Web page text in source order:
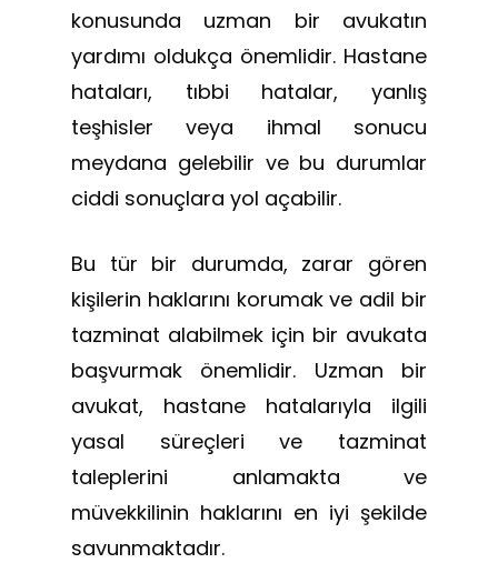
konusunda uzman bir avukatın
yardımı oldukça önemlidir. Hastane
hataları, tıbbi hatalar, yanlış
teşhisler veya ihmal sonucu
meydana gelebilir ve bu durumlar
ciddi sonuçlara yol açabilir.
Bu tür bir durumda, zarar gören
kişilerin haklarını korumak ve adil bir
tazminat alabilmek için bir avukata
başvurmak önemlidir. Uzman bir
avukat, hastane hatalarıyla ilgili
yasal süreçleri ve tazminat
taleplerini anlamakta ve
müvekkilinin haklarını en iyi şekilde
savunmaktadır.